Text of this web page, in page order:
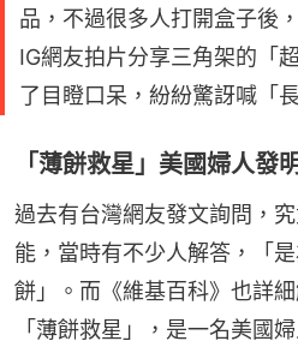
品，不過很多人打開盒子後
IG網友拍片分享三角架的「
了目瞪口呆，紛紛驚訝喊「
「薄餅救星」美國婦人
過去有台灣網友發文詢問，
能，當時有不少人解答，「
餅」。而《維基百科》也詳
「薄餅救星」，是一名美國